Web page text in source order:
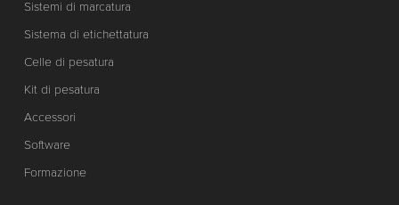
Sistemi di marcatura
Sistema di etichettatura
Celle di pesatura
Kit di pesatura
Accessori
Software
Formazione